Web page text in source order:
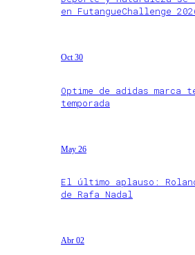
en FutangueChallenge
Oct 30
Optime de adidas marca
temporada
May 26
El último aplauso:
de Rafa Nadal
Abr 02